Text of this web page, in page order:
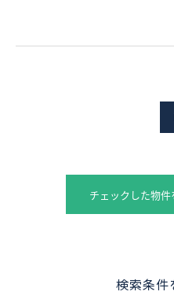
チェックした物
検索条件